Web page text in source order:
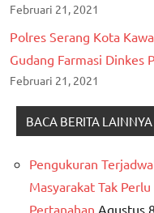
Februari 21, 2021
Polres Serang Kota
Gudang Farmasi Dinkes
Februari 21, 2021
BACA BERITA LAINNYA
Pengukuran
Masyarakat Tak
Pertanahan Agustus